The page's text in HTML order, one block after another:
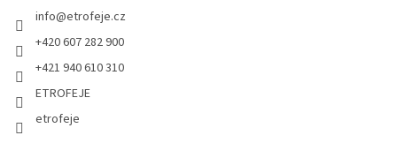
info@etrofeje.cz
+420 607 282 900
+421 940 610 310
ETROFEJE
etrofeje